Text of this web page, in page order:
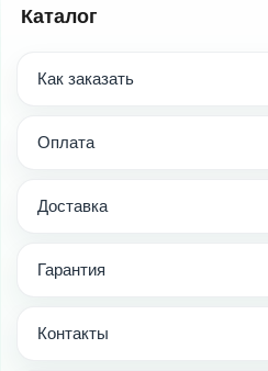
Каталог
Как заказать
Оплата
Доставка
Гарантия
Контакты